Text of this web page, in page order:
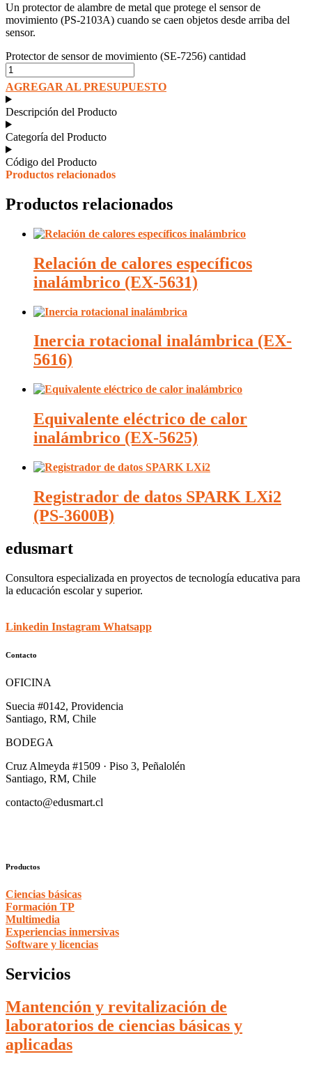
Un protector de alambre de metal que protege el sensor de
movimiento (PS-2103A) cuando se caen objetos desde arriba del
sensor.
Protector de sensor de movimiento (SE-7256) cantidad
AGREGAR AL PRESUPUESTO
Descripción del Producto
Categoría del Producto
Código del Producto
Productos relacionados
Productos relacionados
Relación de calores específicos
inalámbrico (EX-5631)
Inercia rotacional inalámbrica (EX-
5616)
Equivalente eléctrico de calor
inalámbrico (EX-5625)
Registrador de datos SPARK LXi2
(PS-3600B)
edusmart
Consultora especializada en proyectos de tecnología educativa para
la educación escolar y superior.
Linkedin Instagram Whatsapp
Contacto
OFICINA
Suecia #0142, Providencia
Santiago, RM, Chile
BODEGA
Cruz Almeyda #1509 · Piso 3, Peñalolén
Santiago, RM, Chile
contacto@edusmart.cl
Productos
Ciencias básicas
Formación TP
Multimedia
Experiencias inmersivas
Software y licencias
Servicios
Mantención y revitalización de
laboratorios de ciencias básicas y
aplicadas